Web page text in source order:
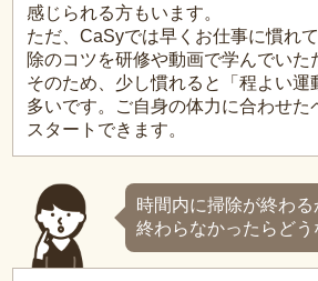
感じられる方もいます。
ただ、CaSyでは早くお仕事に慣れ
除のコツを研修や動画で学んでいた
そのため、少し慣れると「程よい運
多いです。ご自身の体力に合わせた
スタートできます。
時間内に掃除が終わ
終わらなかったらどう